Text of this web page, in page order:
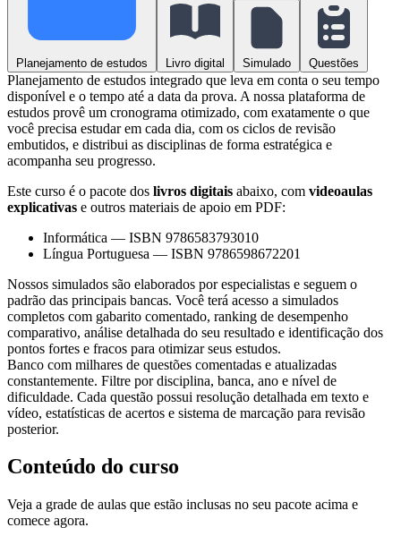
Planejamento de estudos Livro digital Simulado Questões
Planejamento de estudos integrado que leva em conta o seu tempo
disponível e o tempo até a data da prova. A nossa plataforma de
estudos provê um cronograma otimizado, com exatamente o que
você precisa estudar em cada dia, com os ciclos de revisão
embutidos, e distribui as disciplinas de forma estratégica e
acompanha seu progresso.
Este curso é o pacote dos livros digitais abaixo, com videoaulas
explicativas e outros materiais de apoio em PDF:
Informática — ISBN 9786583793010
Língua Portuguesa — ISBN 9786598672201
Nossos simulados são elaborados por especialistas e seguem o
padrão das principais bancas. Você terá acesso a simulados
completos com gabarito comentado, ranking de desempenho
comparativo, análise detalhada do seu resultado e identificação dos
pontos fortes e fracos para otimizar seus estudos.
Banco com milhares de questões comentadas e atualizadas
constantemente. Filtre por disciplina, banca, ano e nível de
dificuldade. Cada questão possui resolução detalhada em texto e
vídeo, estatísticas de acertos e sistema de marcação para revisão
posterior.
Conteúdo do curso
Veja a grade de aulas que estão inclusas no seu pacote acima e
comece agora.